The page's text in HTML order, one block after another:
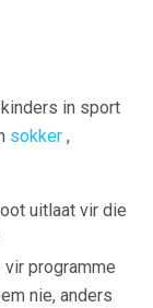
in sport
sokker ,
uitlaat vir die
programme
nie, anders